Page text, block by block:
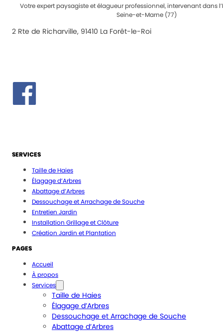
Votre expert paysagiste et élagueur professionnel, intervenant dans
Seine-et-Marne (77)
2 Rte de Richarville, 91410 La Forêt-le-Roi
SERVICES
Taille de Haies
Élagage d’Arbres
Abattage d’Arbres
Dessouchage et Arrachage de Souche
Entretien Jardin
Installation Grillage et Clôture
Création Jardin et Plantation
PAGES
Accueil
À propos
Services
Taille de Haies
Élagage d’Arbres
Dessouchage et Arrachage de Souche
Abattage d’Arbres